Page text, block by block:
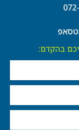
בהקדם: